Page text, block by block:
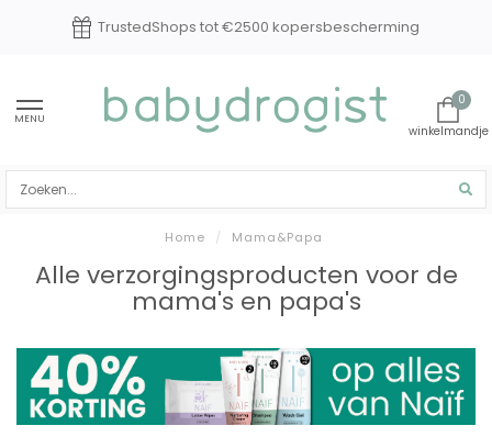
TrustedShops tot €2500 kopersbescherming
MENU
0
Home / Mama&Papa
Alle verzorgingsproducten voor de
mama's en papa's